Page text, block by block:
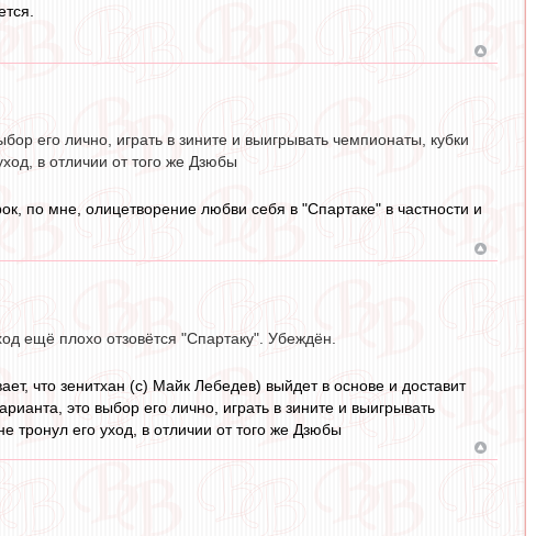
его лично, играть в зините и выигрывать чемпионаты, кубки
в отличии от того же Дзюбы
по мне, олицетворение любви себя в "Спартаке" в частности и
ещё плохо отзовётся "Спартаку". Убеждён.
что зенитхан (с) Майк Лебедев) выйдет в основе и доставит
это выбор его лично, играть в зините и выигрывать
тронул его уход, в отличии от того же Дзюбы